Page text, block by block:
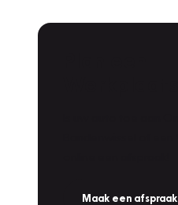
Maak een afspraak